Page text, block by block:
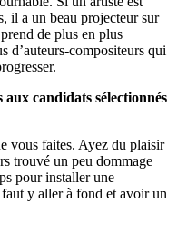
il a un beau projecteur sur
de plus en plus
d’auteurs-compositeurs qui
candidats sélectionnés
vous faites. Ayez du plaisir
trouvé un peu dommage
pour installer une
y aller à fond et avoir un